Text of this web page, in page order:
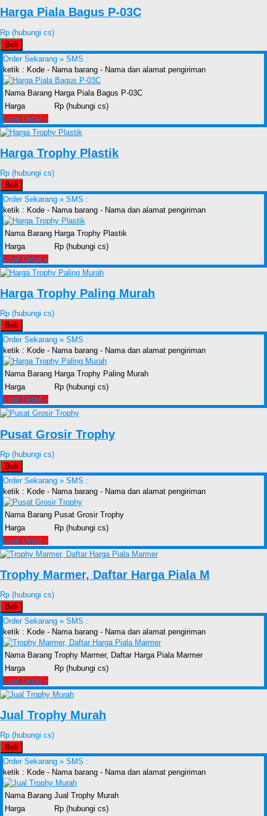
Harga Piala Bagus P-03C
Rp (hubungi cs)
Beli
Order Sekarang » SMS :
ketik : Kode - Nama barang - Nama dan alamat pengiriman
Nama Barang Harga Piala Bagus P-03C
Harga
Rp (hubungi cs)
Lihat Detail »
Harga Trophy Plastik
Rp (hubungi cs)
Beli
Order Sekarang » SMS :
ketik : Kode - Nama barang - Nama dan alamat pengiriman
Nama Barang Harga Trophy Plastik
Harga
Rp (hubungi cs)
Lihat Detail »
Harga Trophy Paling Murah
Rp (hubungi cs)
Beli
Order Sekarang » SMS :
ketik : Kode - Nama barang - Nama dan alamat pengiriman
Nama Barang Harga Trophy Paling Murah
Harga
Rp (hubungi cs)
Lihat Detail »
Pusat Grosir Trophy
Rp (hubungi cs)
Beli
Order Sekarang » SMS :
ketik : Kode - Nama barang - Nama dan alamat pengiriman
Nama Barang Pusat Grosir Trophy
Harga
Rp (hubungi cs)
Lihat Detail »
Trophy Marmer, Daftar Harga Piala M
Rp (hubungi cs)
Beli
Order Sekarang » SMS :
ketik : Kode - Nama barang - Nama dan alamat pengiriman
Nama Barang Trophy Marmer, Daftar Harga Piala Marmer
Harga
Rp (hubungi cs)
Lihat Detail »
Jual Trophy Murah
Rp (hubungi cs)
Beli
Order Sekarang » SMS :
ketik : Kode - Nama barang - Nama dan alamat pengiriman
Nama Barang Jual Trophy Murah
Harga
Rp (hubungi cs)